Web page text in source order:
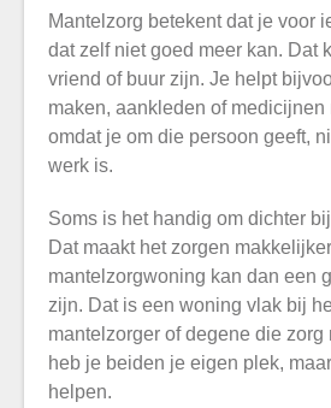
Mantelzorg betekent dat je voor
dat zelf niet goed meer kan. Dat
vriend of buur zijn. Je helpt
maken, aankleden of medicijnen
omdat je om die persoon geeft,
werk is.
Soms is het handig om dichter
Dat maakt het zorgen
mantelzorgwoning kan dan een
zijn. Dat is een woning vlak bij
mantelzorger of degene die zorg
heb je beiden je eigen plek,
helpen.